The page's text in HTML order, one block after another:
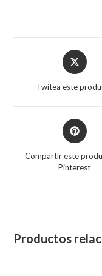
Twitea este
Compartir este
Pinterest
Productos